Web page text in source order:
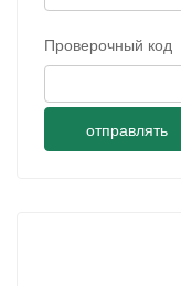
Проверочный код
отправлять